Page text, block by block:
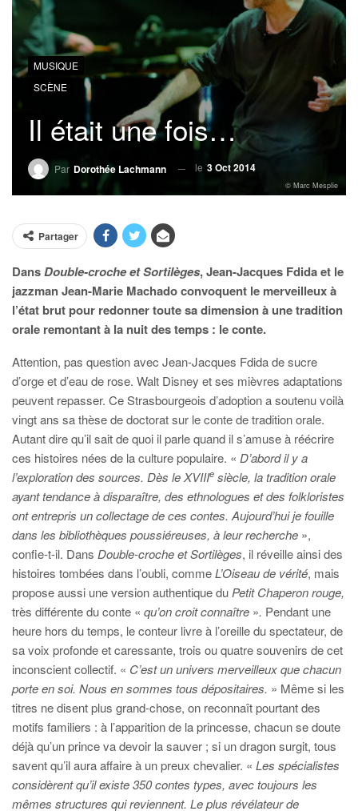
MUSIQUE
SCÈNE
Il était une fois…
Par Dorothée Lachmann le 3 Oct 2014
© Marc Mesplie
Partager
DansDouble-croche et Sortilèges, Jean-Jacques Fdida et le
jazzman Jean-Marie Machado convoquent le merveilleux à
l’état brut pour redonner toute sa dimension à une tradition
orale remontant à la nuit des temps : le conte.
Attention, pas question avec Jean-Jacques Fdida de sucre
d’orge et d’eau de rose. Walt Disney et ses mièvres adaptations
peuvent repasser. Ce Strasbourgeois d’adoption a soutenu voilà
vingt ans sa thèse de doctorat sur le conte de tradition orale.
Autant dire qu’il sait de quoi il parle quand il s’amuse à réécrire
ces histoires nées de la culture populaire. « D’abord il y a
l’exploration des sources. Dès le XVIIIe siècle, la tradition orale
ayant tendance à disparaître, des ethnologues et des folkloristes
ont entrepris un collectage de ces contes. Aujourd’hui je fouille
dans les bibliothèques poussiéreuses, à leur recherche »,
confie-t-il. Dans Double-croche et Sortilèges, il réveille ainsi des
histoires tombées dans l’oubli, commeL’Oiseau de vérité, mais
propose aussi une version authentique du Petit Chaperon rouge,
très différente du conte « qu’on croit connaître ». Pendant une
heure hors du temps, le conteur livre à l’oreille du spectateur, de
sa voix profonde et caressante, trois ou quatre souvenirs de cet
inconscient collectif. « C’est un univers merveilleux que chacun
porte en soi. Nous en sommes tous dépositaires. » Même si les
titres ne disent plus grand-chose, on reconnaît pourtant des
motifs familiers : à l’apparition de la princesse, chacun se doute
déjà qu’un prince va devoir la sauver ; si un dragon surgit, tous
savent qu’il aura affaire à un preux chevalier. « Les spécialistes
considèrent qu’il existe 350 contes types, avec toujours les
mêmes structures qui reviennent. Le plus révélateur de